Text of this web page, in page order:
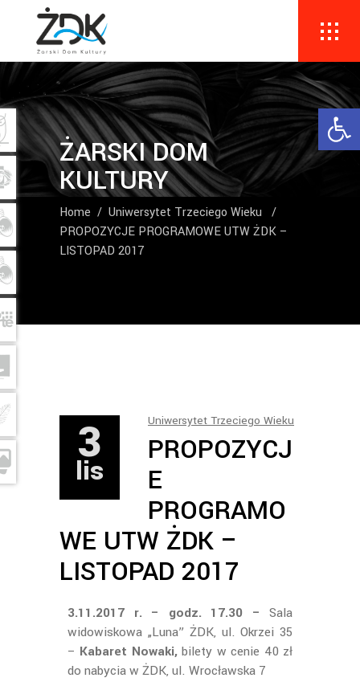
ŻARSKI DOM
KULTURY
Home / Uniwersytet Trzeciego Wieku
/
PROPOZYCJE PROGRAMOWE UTW ŻDK –
LISTOPAD 2017
3
lis
Uniwersytet Trzeciego Wieku
PROPOZYCJ
E
PROGRAMO
WE UTW ŻDK –
LISTOPAD 2017
3.11.2017 r. – godz. 17.30 – Sala
widowiskowa „Luna” ŻDK, ul. Okrzei 35
– Kabaret Nowaki,bilety w cenie 40 zł
do nabycia w ŻDK, ul. Wrocławska 7